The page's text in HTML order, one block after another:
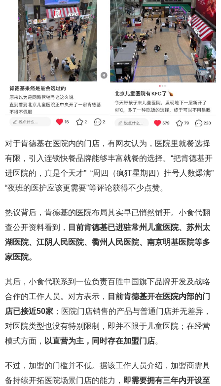
对于肯德基在医院内的门店，有网友认为，医院里就餐选择
有限，引入连锁快餐品牌能够丰富就餐的选择。“把肯德基开
进医院的，真是个天才” “周四（疯狂星期四）挂号人数爆满”
“夜班的医护应该更需要”等评论获得不少点赞。
热议背后，肯德基的医院布局其实早已悄然铺开。小食代翻
查公开资料看到，
目前肯德基已进驻常州儿童医院、苏州太
湖医院、江阴人民医院、衢州人民医院、南京明基医院等多
家医院。
其后，小食代联系到一位负责百胜中国旗下品牌开发及战略
合作的工作人员。对方表示，
目前肯德基开在医院内部的门
店已接近50家 ；医院门店销售的产品与普通门店并无差异，
对医院类型也没有特别限制，即并不限于儿童医院；在经营
模式方面， 以直营为主，同时存在加盟门店。
不过，加盟的门槛并不低。据该工作人员介绍，加盟商需具
备持续开拓医院场景门店的能力， 即需要拥有三年内开设至